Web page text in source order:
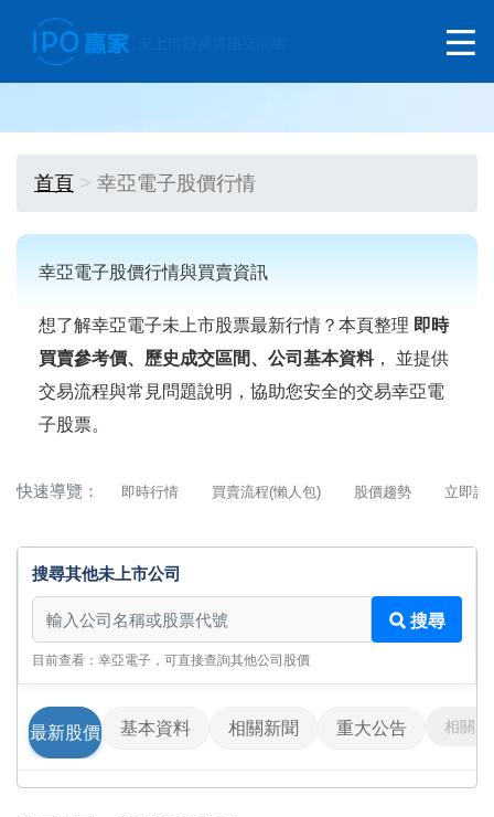
首頁 幸亞電子股價行情
幸亞電子股價行情與買賣資訊
想了解幸亞電子未上市股票最新行情？本頁整理 即時
買賣參考價、歷史成交區間、公司基本資料， 並提供
交易流程與常見問題說明，協助您安全的交易幸亞電
子股票。
快速導覽： 即時行情 買賣流程(懶人包) 股價趨勢 立即詢
搜尋其他未上市公司
搜尋其他未上市公司
搜尋
目前查看：幸亞電子，可直接查詢其他公司股價
最新股價 基本資料 相關新聞 重大公告 相關影